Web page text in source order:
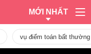
MỚI NHẤT
vụ điểm toán bất